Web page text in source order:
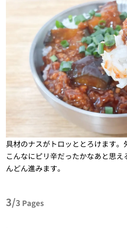
具材のナスがトロッととろけます。
こんなにピリ辛だったかなあと思
んどん進みます。
3/3 Pages